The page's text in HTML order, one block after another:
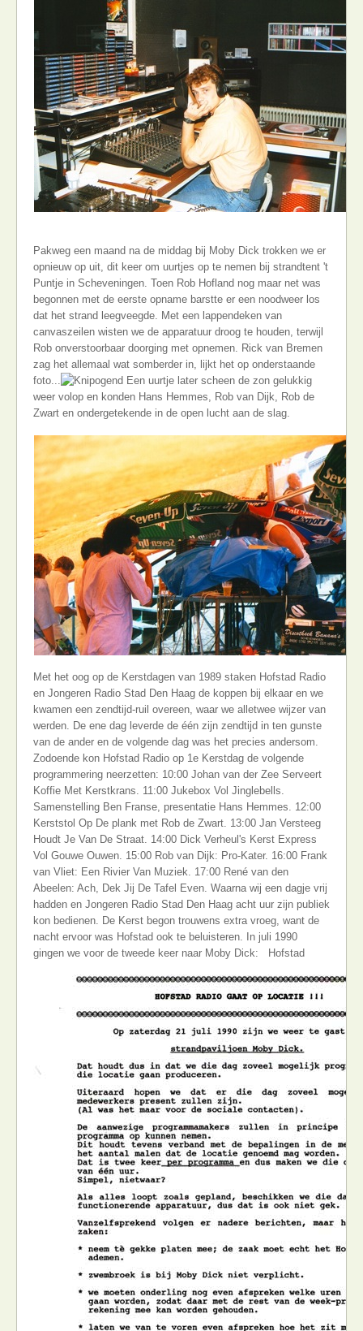
Pakweg een maand na de middag bij Moby Dick trokken we er
opnieuw op uit, dit keer om uurtjes op te nemen bij strandtent 't
Puntje in Scheveningen. Toen Rob Hofland nog maar net was
begonnen met de eerste opname barstte er een noodweer los
dat het strand leegveegde. Met een lappendeken van
canvaszeilen wisten we de apparatuur droog te houden, terwijl
Rob onverstoorbaar doorging met opnemen. Rick van Bremen
zag het allemaal wat somberder in, lijkt het op onderstaande
foto...
Een uurtje later scheen de zon gelukkig
weer volop en konden Hans Hemmes, Rob van Dijk, Rob de
Zwart en ondergetekende in de open lucht aan de slag.
Met het oog op de Kerstdagen van 1989 staken Hofstad Radio
en Jongeren Radio Stad Den Haag de koppen bij elkaar en we
kwamen een zendtijd-ruil overeen, waar we alletwee wijzer van
werden. De ene dag leverde de één zijn zendtijd in ten gunste
van de ander en de volgende dag was het precies andersom.
Zodoende kon Hofstad Radio op 1e Kerstdag de volgende
programmering neerzetten: 10:00 Johan van der Zee Serveert
Koffie Met Kerstkrans. 11:00 Jukebox Vol Jinglebells.
Samenstelling Ben Franse, presentatie Hans Hemmes. 12:00
Kerststol Op De plank met Rob de Zwart. 13:00 Jan Versteeg
Houdt Je Van De Straat. 14:00 Dick Verheul's Kerst Express
Vol Gouwe Ouwen. 15:00 Rob van Dijk: Pro-Kater. 16:00 Frank
van Vliet: Een Rivier Van Muziek. 17:00 René van den
Abeelen: Ach, Dek Jij De Tafel Even. Waarna wij een dagje vrij
hadden en Jongeren Radio Stad Den Haag acht uur zijn publiek
kon bedienen. De Kerst begon trouwens extra vroeg, want de
nacht ervoor was Hofstad ook te beluisteren. In juli 1990
gingen we voor de tweede keer naar Moby Dick:
Hofstad